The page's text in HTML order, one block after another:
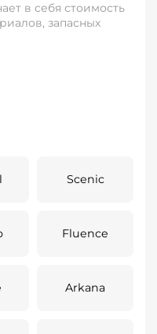
в себя стоимость
запасных
Scenic
Fluence
Arkana